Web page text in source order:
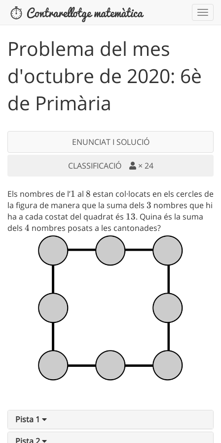
Problema del mes
d'octubre de 2020: 6è
de Primària
ENUNCIAT I SOLUCIÓ
CLASSIFICACIÓ × 24
Els nombres de l’1
1 al 8
8 estan col·locats en els cercles de
la figura de manera que la suma dels 3
3 nombres que hi
ha a cada costat del quadrat és 13
13. Quina és la suma
dels 4
4 nombres posats a les cantonades?
Pista 1